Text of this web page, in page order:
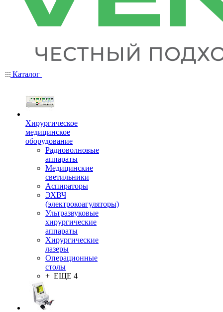
Каталог
Хирургическое
медицинское
оборудование
Радиоволновые
аппараты
Медицинские
светильники
Аспираторы
ЭХВЧ
(электрокоагуляторы)
Ультразвуковые
хирургические
аппараты
Хирургические
лазеры
Операционные
столы
+ ЕЩЕ 4